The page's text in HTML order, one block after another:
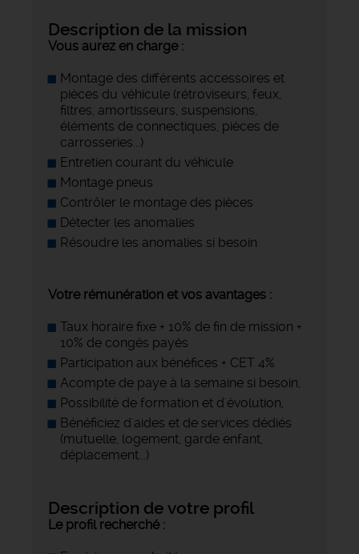
Description de la mission
Vous aurez en charge :
Montage des différents accessoires et
pièces du véhicule (rétroviseurs, feux,
filtres, amortisseurs, suspensions,
éléments de connectiques, pièces de
carrosseries...)
Entretien courant du véhicule
Montage pneus
Contrôler le montage des pièces
Détecter les anomalies
Résoudre les anomalies si besoin
Votre rémunération et vos avantages :
Taux horaire fixe + 10% de fin de mission +
10% de congés payés
Participation aux bénéfices + CET 4%
Acompte de paye à la semaine si besoin,
Possibilité de formation et d'évolution,
Bénéficiez d'aides et de services dédiés
(mutuelle, logement, garde enfant,
déplacement...)
Description de votre profil
Le profil recherché :